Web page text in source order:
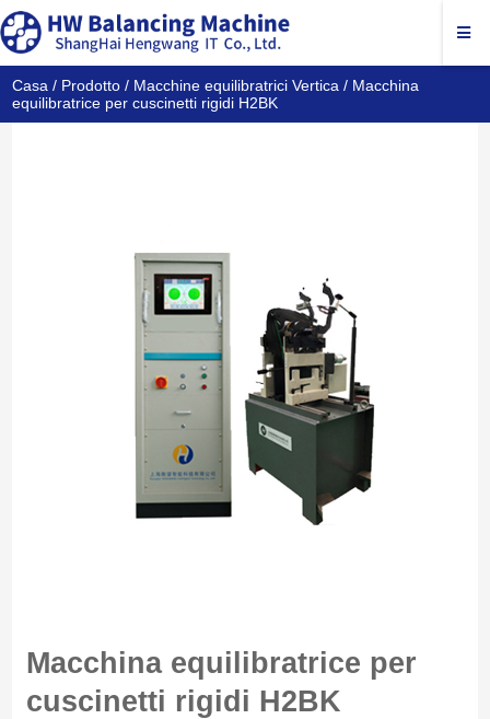
Casa / Prodotto / Macchine equilibratrici Vertica / Macchina
equilibratrice per cuscinetti rigidi H2BK
Macchina equilibratrice per
cuscinetti rigidi H2BK